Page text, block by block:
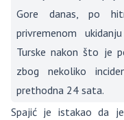
Gore danas, po
privremenom
Turske nakon što je
zbog nekoliko
prethodna 24 sata.
Spajić je istakao da